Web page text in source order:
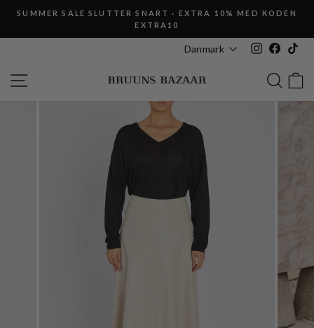
indhold
Pause
slideshow
SUMMER SALE SLUTTER SNART · EXTRA 10% MED KODEN
EXTRA10
Danmark Instagram
SIDE NAVIGATION SØG